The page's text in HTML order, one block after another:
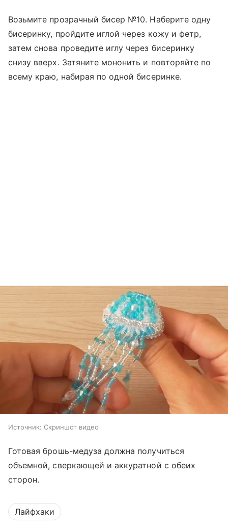
Возьмите прозрачный бисер №10. Наберите одну
бисеринку, пройдите иглой через кожу и фетр,
затем снова проведите иглу через бисеринку
снизу вверх. Затяните мононить и повторяйте по
всему краю, набирая по одной бисеринке.
Источник: Скриншот видео
Готовая брошь-медуза должна получиться
объемной, сверкающей и аккуратной с обеих
сторон.
Лайфхаки